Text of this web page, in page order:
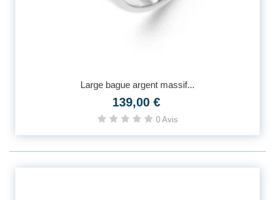
Large bague argent massif...
139,00 €
0 Avis